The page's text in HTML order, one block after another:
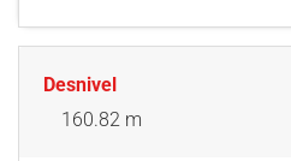
Desnivel
160.82 m